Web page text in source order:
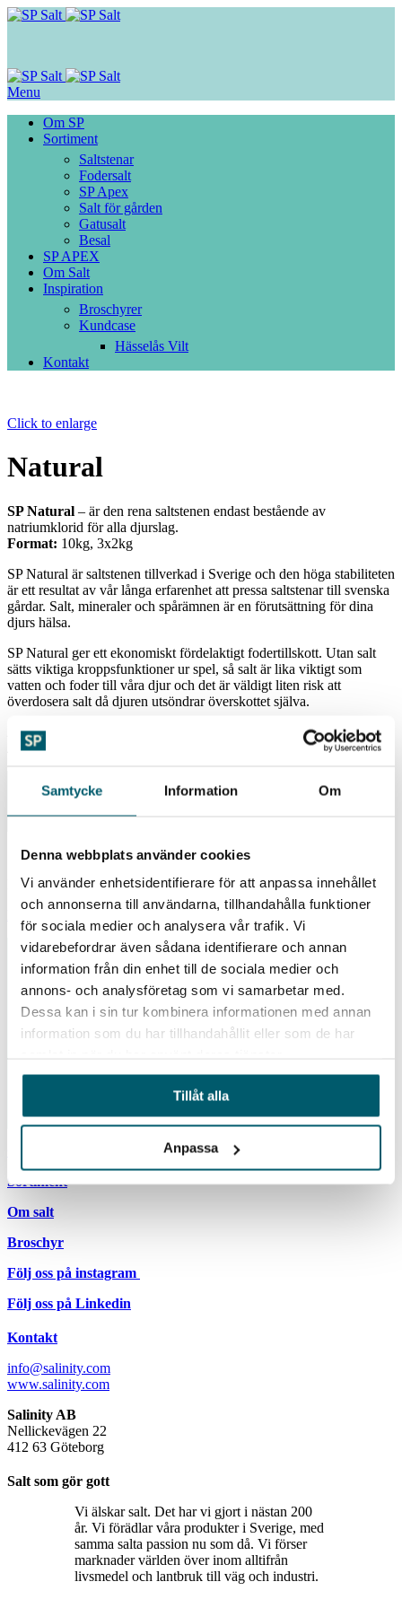
Samtycke Information Om
Denna webbplats använder cookies
Vi använder enhetsidentifierare för att anpassa innehållet
och annonserna till användarna, tillhandahålla funktioner
för sociala medier och analysera vår trafik. Vi
vidarebefordrar även sådana identifierare och annan
information från din enhet till de sociala medier och
annons- och analysföretag som vi samarbetar med.
Dessa kan i sin tur kombinera informationen med annan
information som du har tillhandahållit eller som de har
Tillåt alla
Anpassa
Menu
Om SP
Sortiment
Saltstenar
Fodersalt
SP Apex
Salt för gården
Gatusalt
Besal
SP APEX
Om Salt
Inspiration
Broschyrer
Kundcase
Hässelås Vilt
Kontakt
Click to enlarge
Natural
SP Natural – är den rena saltstenen endast bestående av
natriumklorid för alla djurslag.
Format: 10kg, 3x2kg
SP Natural är saltstenen tillverkad i Sverige och den höga stabiliteten
är ett resultat av vår långa erfarenhet att pressa saltstenar till svenska
gårdar. Salt, mineraler och spårämnen är en förutsättning för dina
djurs hälsa.
SP Natural ger ett ekonomiskt fördelaktigt fodertillskott. Utan salt
sätts viktiga kroppsfunktioner ur spel, så salt är lika viktigt som
vatten och foder till våra djur och det är väldigt liten risk att
överdosera salt då djuren utsöndrar överskottet själva.
Får användas i ekologiskt jordbruk enligt förordningarna (EU) nr
2018/848 och (EU) nr 2021/1165.
Natriumklorid (NaCl)
99%
Natrium
Produktdata
Produktdata
Nyhetsbrev
Sortiment
Om salt
Broschyr
Följ oss på instagram
Följ oss på Linkedin
Kontakt
info@salinity.com
www.salinity.com
Salinity AB
Nellickevägen 22
412 63 Göteborg
Salt som gör gott
Vi älskar salt. Det har vi gjort i nästan 200
år. Vi förädlar våra produkter i Sverige, med
samma salta passion nu som då. Vi förser
marknader världen över inom alltifrån
livsmedel och lantbruk till väg och industri.